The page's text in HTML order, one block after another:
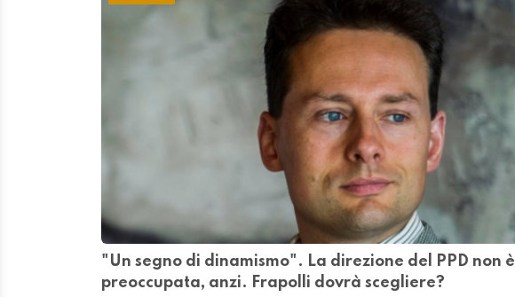
"Un segno di dinamismo". La direzione del PPD non è
preoccupata, anzi. Frapolli dovrà scegliere?